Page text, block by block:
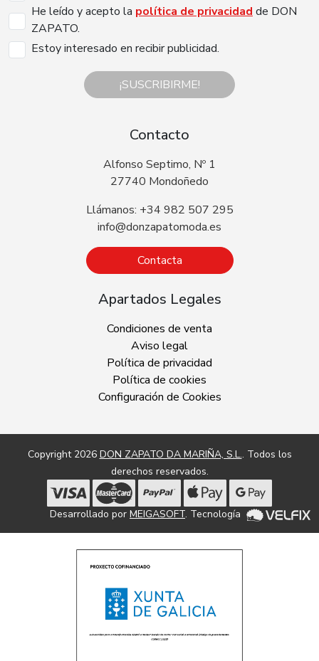
He leído y acepto la política de privacidad de DON
ZAPATO.
Estoy interesado en recibir publicidad.
¡SUSCRIBIRME!
Contacto
Alfonso Septimo, Nº 1
27740 Mondoñedo
Llámanos: +34 982 507 295
info@donzapatomoda.es
Contacta
Apartados Legales
Condiciones de venta
Aviso legal
Política de privacidad
Política de cookies
Configuración de Cookies
Copyright 2026 DON ZAPATO DA MARIÑA, S.L.. Todos los
derechos reservados.
Desarrollado por MEIGASOFT. Tecnología